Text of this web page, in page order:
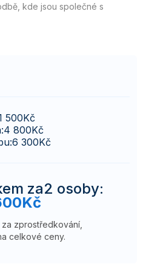
kde jsou společné s
500Kč
4 800Kč
6 300Kč
za2 osoby:
Kč
zprostředkování,
celkové ceny.